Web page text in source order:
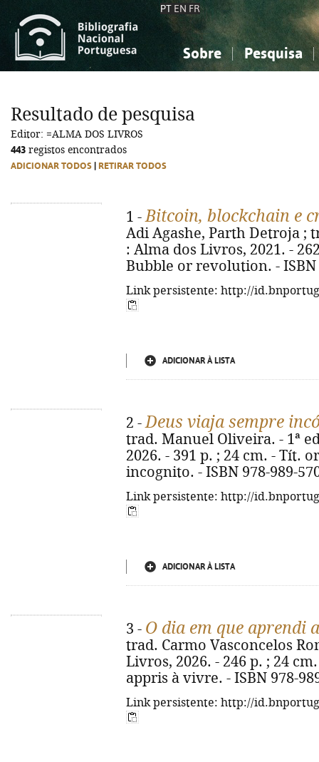
PT EN FR
Sobre Pesquisa
Ciências sociais...
Ciências sociais...
Resultado de pesquisa
Editor: =ALMA DOS LIVROS
443 registos encontrados
ADICIONAR TODOS RETIRAR TODOS
1 -Bitcoin, blockchain e
Adi Agashe, Parth Detroja ;
: Alma dos Livros, 2021. -
Bubble or revolution. - ISBN
Link persistente: http://
ADICIONAR À LISTA
2 -Deus viaja sempre
trad. Manuel Oliveira. - 1ª
2026. - 391 p. ; 24 cm. - Tít.
incognito. - ISBN 978-989-
Link persistente: http://
ADICIONAR À LISTA
3 - O dia em que aprendi
trad. Carmo Vasconcelos
Livros, 2026. - 246 p. ; 24
appris à vivre. - ISBN 978-
Link persistente: http://